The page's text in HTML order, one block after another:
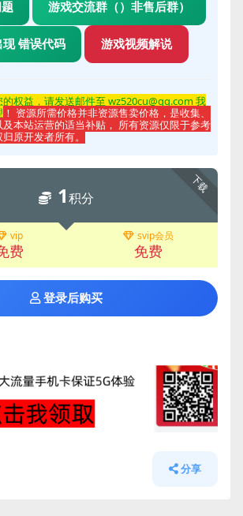
游戏交流群（）非售后群）
现 错误代码 游戏视频解说
的权益，请发送邮件至 wz520cu@qq.com 我
！ 资源所需价格并非资源售卖价格，是收集、
本站运营的适当补贴， 所有资源仅限于参考
原开发者所有。
下载
1积分
vip
费
svip会员
免费
登录后购买
分享